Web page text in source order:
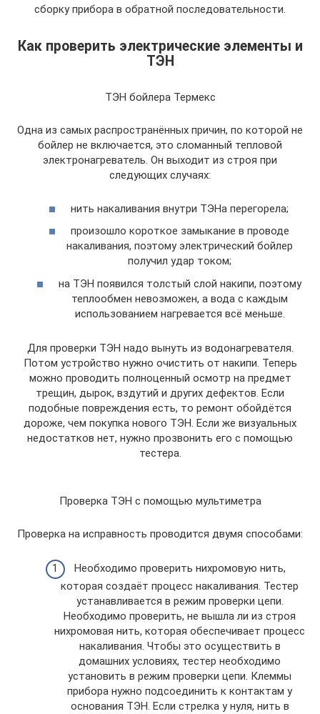
сборку прибора в обратной последовательности.
Как проверить электрические элементы и
ТЭН
ТЭН бойлера Термекс
Одна из самых распространённых причин, по которой не
бойлер не включается, это сломанный тепловой
электронагреватель. Он выходит из строя при
следующих случаях:
нить накаливания внутри ТЭНа перегорела;
произошло короткое замыкание в проводе
накаливания, поэтому электрический бойлер
получил удар током;
на ТЭН появился толстый слой накипи, поэтому
теплообмен невозможен, а вода с каждым
использованием нагревается всё меньше.
Для проверки ТЭН надо вынуть из водонагревателя.
Потом устройство нужно очистить от накипи. Теперь
можно проводить полноценный осмотр на предмет
трещин, дырок, вздутий и других дефектов. Если
подобные повреждения есть, то ремонт обойдётся
дороже, чем покупка нового ТЭН. Если же визуальных
недостатков нет, нужно прозвонить его с помощью
тестера.
Проверка ТЭН с помощью мультиметра
Проверка на исправность проводится двумя способами:
Необходимо проверить нихромовую нить,
которая создаёт процесс накаливания. Тестер
устанавливается в режим проверки цепи.
Необходимо проверить, не вышла ли из строя
нихромовая нить, которая обеспечивает процесс
накаливания. Чтобы это осуществить в
домашних условиях, тестер необходимо
установить в режим проверки цепи. Клеммы
прибора нужно подсоединить к контактам у
основания ТЭН. Если стрелка у нуля, нить в